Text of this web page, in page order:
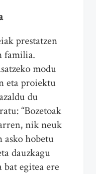
prestatzen
familia.
modu
eta proiektu
du
“Bozetoak
nik neuk
hobetu
dauzkagu
bat egitea ere